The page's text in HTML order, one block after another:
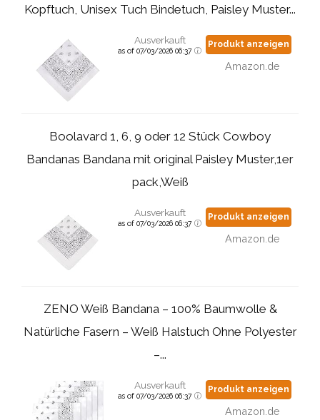
Kopftuch, Unisex Tuch Bindetuch, Paisley Muster...
Ausverkauft
as of 07/03/2026 06:37
Produkt anzeigen
Amazon.de
Boolavard 1, 6, 9 oder 12 Stück Cowboy
Bandanas Bandana mit original Paisley Muster,1er
pack,Weiß
Ausverkauft
as of 07/03/2026 06:37
Produkt anzeigen
Amazon.de
ZENO Weiß Bandana – 100% Baumwolle &
Natürliche Fasern – Weiß Halstuch Ohne Polyester
–...
Ausverkauft
as of 07/03/2026 06:37
Produkt anzeigen
Amazon.de